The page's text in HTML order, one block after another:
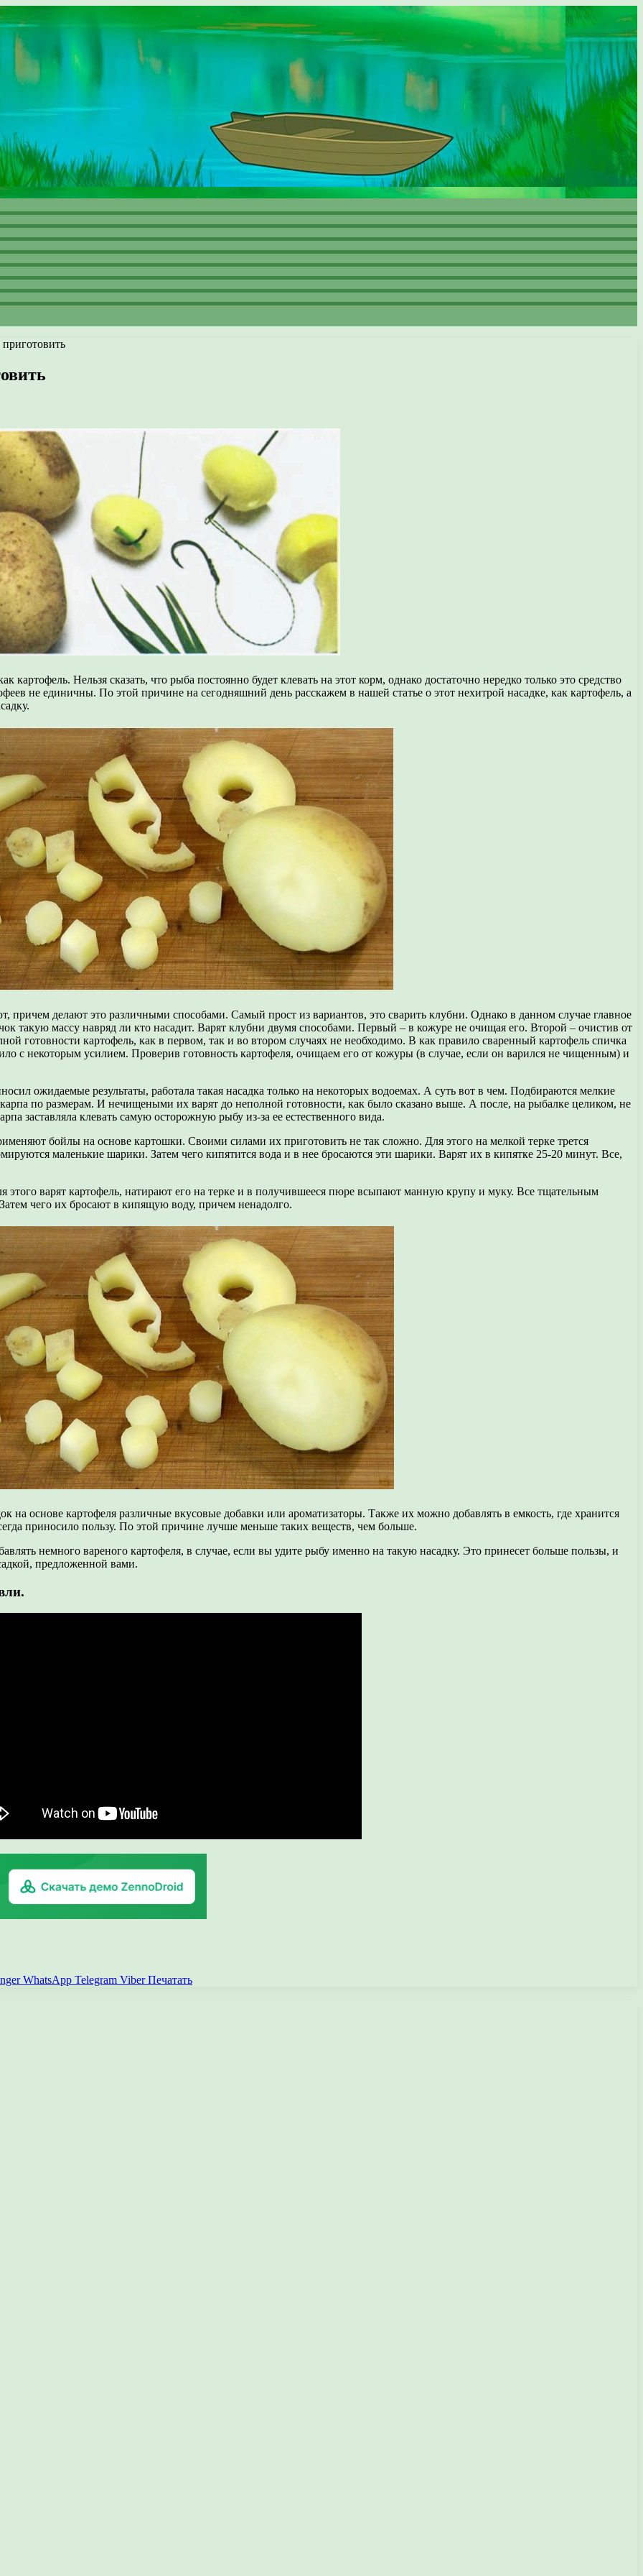
Нельзя сказать, что рыба постоянно будет клевать на этот корм, однако достаточно нередко только это средство
не единичны. По этой причине на сегодняшний день расскажем в нашей статье о этот нехитрой насадке, как картофель, а
причем делают это различными способами. Самый прост из вариантов, это сварить клубни. Однако в данном случае главное
такую массу навряд ли кто насадит. Варят клубни двумя способами. Первый – в кожуре не очищая его. Второй – очистив от
готовности картофель, как в первом, так и во втором случаях не необходимо. В как правило сваренный картофель спичка
с некоторым усилием. Проверив готовность картофеля, очищаем его от кожуры (в случае, если он варился не чищенным) и
ожидаемые результаты, работала такая насадка только на некоторых водоемах. А суть вот в чем. Подбираются мелкие
по размерам. И нечищеными их варят до неполной готовности, как было сказано выше. А после, на рыбалке целиком, не
заставляла клевать самую осторожную рыбу из-за ее естественного вида.
бойлы на основе картошки. Своими силами их приготовить не так сложно. Для этого на мелкой терке трется
маленькие шарики. Затем чего кипятится вода и в нее бросаются эти шарики. Варят их в кипятке 25-20 минут. Все,
варят картофель, натирают его на терке и в получившееся пюре всыпают манную крупу и муку. Все тщательным
чего их бросают в кипящую воду, причем ненадолго.
на основе картофеля различные вкусовые добавки или ароматизаторы. Также их можно добавлять в емкость, где хранится
приносило пользу. По этой причине лучше меньше таких веществ, чем больше.
немного вареного картофеля, в случае, если вы удите рыбу именно на такую насадку. Это принесет больше пользы, и
предложенной вами.
WhatsApp Telegram Viber Печатать